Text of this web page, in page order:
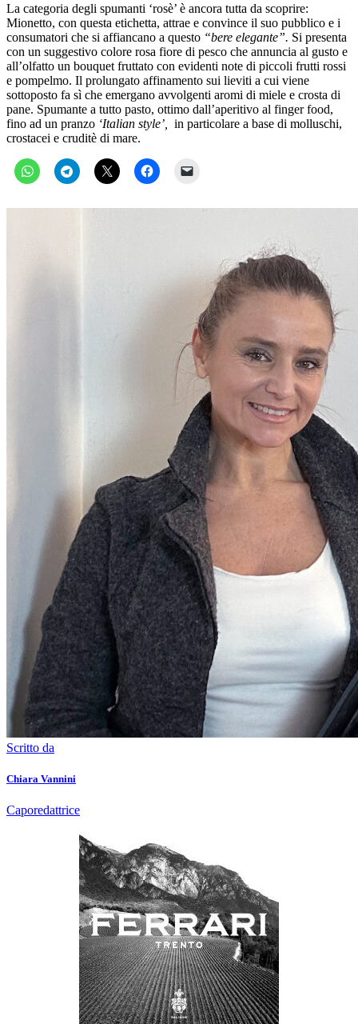
La categoria degli spumanti ‘rosè’ è ancora tutta da scoprire:
Mionetto, con questa etichetta, attrae e convince il suo pubblico e i
consumatori che si affiancano a questo “bere elegante”. Si presenta
con un suggestivo colore rosa fiore di pesco che annuncia al gusto e
all’olfatto un bouquet fruttato con evidenti note di piccoli frutti rossi
e pompelmo. Il prolungato affinamento sui lieviti a cui viene
sottoposto fa sì che emergano avvolgenti aromi di miele e crosta di
pane. Spumante a tutto pasto, ottimo dall’aperitivo al finger food,
fino ad un pranzo ‘Italian style’,
in particolare a base di molluschi,
crostacei e cruditè di mare.
Scritto da
Chiara Vannini
Caporedattrice